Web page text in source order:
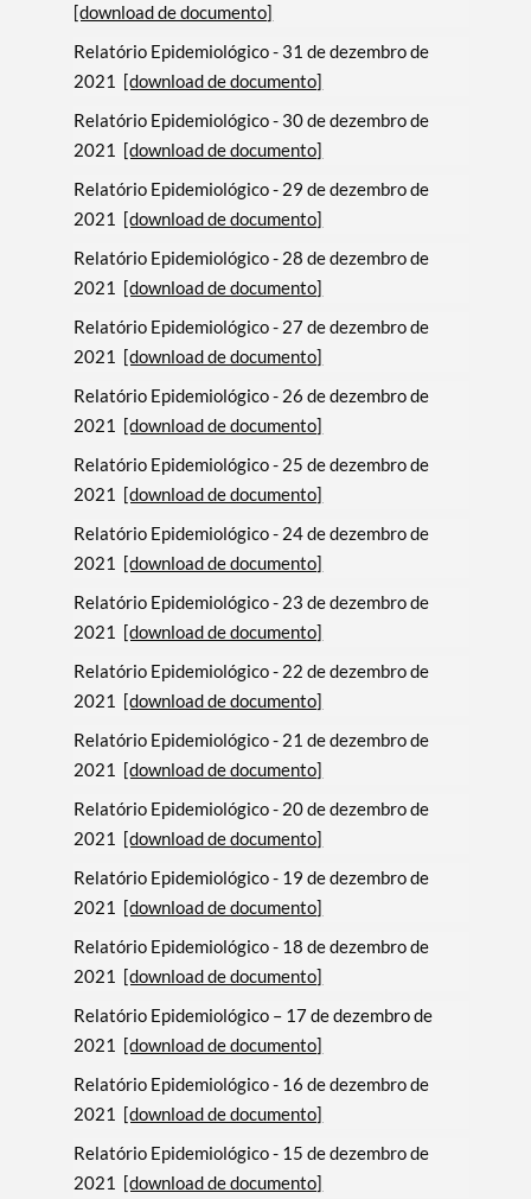
Filtros
[download de documento]
Relatório Epidemiológico - 31 de dezembro de
2021
[download de documento]
Relatório Epidemiológico - 30 de dezembro de
2021
[download de documento]
Relatório Epidemiológico - 29 de dezembro de
2021
[download de documento]
Relatório Epidemiológico - 28 de dezembro de
2021
[download de documento]
Relatório Epidemiológico - 27 de dezembro de
2021
[download de documento]
Relatório Epidemiológico - 26 de dezembro de
2021
[download de documento]
Relatório Epidemiológico - 25 de dezembro de
2021
[download de documento]
Relatório Epidemiológico - 24 de dezembro de
2021
[download de documento]
Relatório Epidemiológico - 23 de dezembro de
2021
[download de documento]
Relatório Epidemiológico - 22 de dezembro de
2021
[download de documento]
Relatório Epidemiológico - 21 de dezembro de
2021
[download de documento]
Relatório Epidemiológico - 20 de dezembro de
2021
[download de documento]
Relatório Epidemiológico - 19 de dezembro de
2021
[download de documento]
Relatório Epidemiológico - 18 de dezembro de
2021
[download de documento]
Relatório Epidemiológico – 17 de dezembro de
2021
[download de documento]
Relatório Epidemiológico - 16 de dezembro de
2021
[download de documento]
Relatório Epidemiológico - 15 de dezembro de
2021
[download de documento]